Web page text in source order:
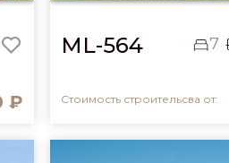
₽
ML-564 7
Стоимость строительсва от: